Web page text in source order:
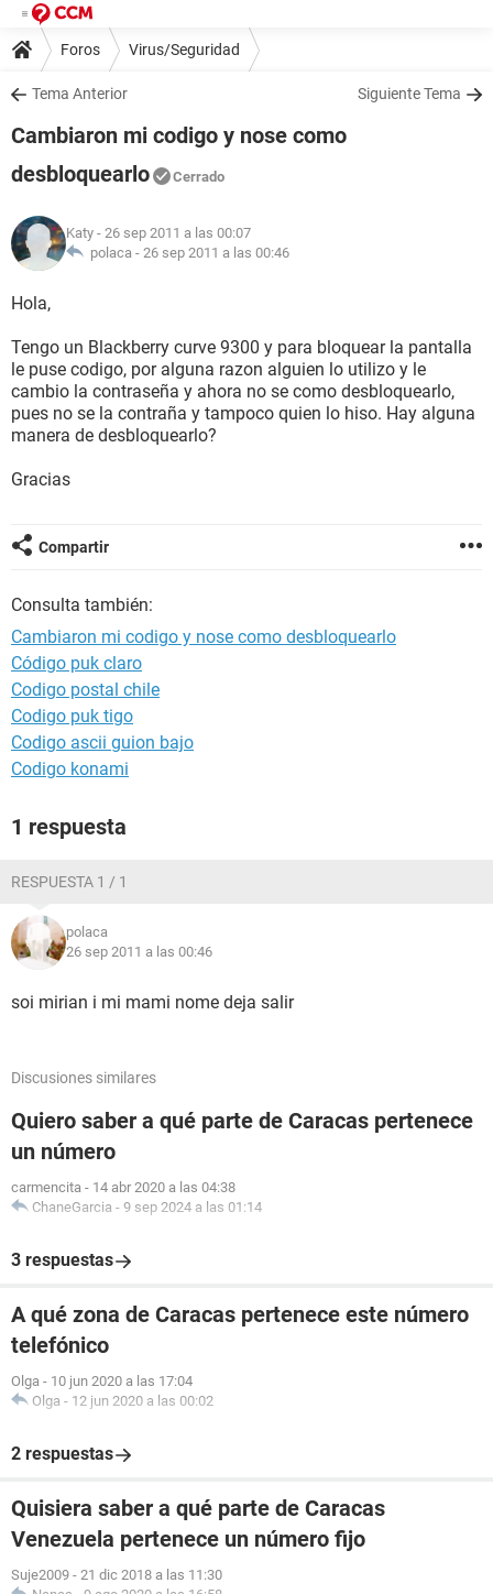
Foros Virus/Seguridad
Tema Anterior Siguiente Tema
Cambiaron mi codigo y nose como
desbloquearlo
Cerrado
Katy - 26 sep 2011 a las 00:07
polaca - 26 sep 2011 a las 00:46
Hola,
Tengo un Blackberry curve 9300 y para bloquear la pantalla
le puse codigo, por alguna razon alguien lo utilizo y le
cambio la contraseña y ahora no se como desbloquearlo,
pues no se la contraña y tampoco quien lo hiso. Hay alguna
manera de desbloquearlo?
Gracias
Compartir
Consulta también:
Cambiaron mi codigo y nose como desbloquearlo
Código puk claro
Codigo postal chile
Codigo puk tigo
Codigo ascii guion bajo
Codigo konami
1 respuesta
RESPUESTA 1 / 1
polaca
26 sep 2011 a las 00:46
soi mirian i mi mami nome deja salir
Discusiones similares
Quiero saber a qué parte de Caracas pertenece
un número
carmencita - 14 abr 2020 a las 04:38
ChaneGarcia - 9 sep 2024 a las 01:14
3 respuestas
A qué zona de Caracas pertenece este número
telefónico
Olga - 10 jun 2020 a las 17:04
Olga - 12 jun 2020 a las 00:02
2 respuestas
Quisiera saber a qué parte de Caracas
Venezuela pertenece un número fijo
Suje2009 - 21 dic 2018 a las 11:30